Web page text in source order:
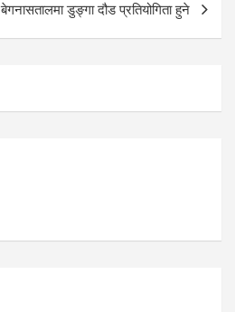
बेगनासतालमा डुङ्गा दौड प्रतियोगिता हुने